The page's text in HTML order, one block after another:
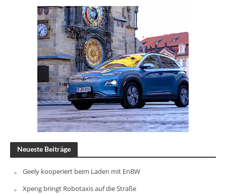
Neueste Beiträge
Geely kooperiert beim Laden mit EnBW
Xpeng bringt Robotaxis auf die Straße